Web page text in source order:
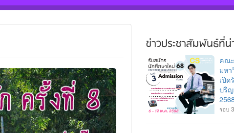
ข่าวประชาสัมพันธ์ที่น่
คณ
มห
เปิ
ปริ
รอบ